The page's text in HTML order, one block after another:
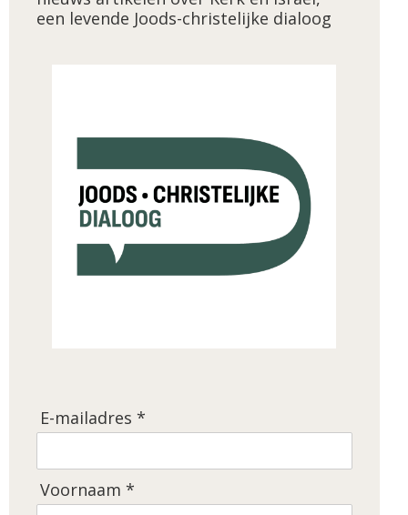
een levende Joods-christelijke dialoog
E-mailadres *
Voornaam *